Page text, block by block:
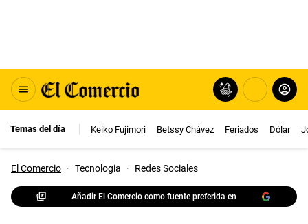
Temas del día Keiko Fujimori Betssy Chávez Feriados Dólar
El Comercio · Tecnologia · Redes Sociales
Añadir El Comercio como fuente preferida en